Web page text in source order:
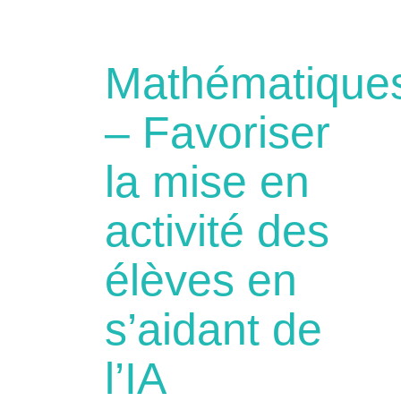
– Favoriser
la mise en
activité des
élèves en
s’aidant de
l’IA